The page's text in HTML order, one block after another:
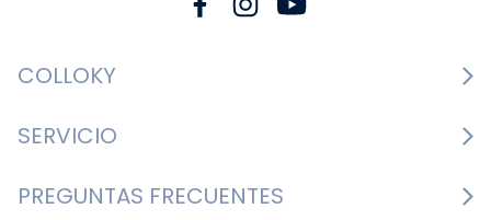
COLLOKY
Guía de tallas Accesorios
SERVICIO
PREGUNTAS FRECUENTES